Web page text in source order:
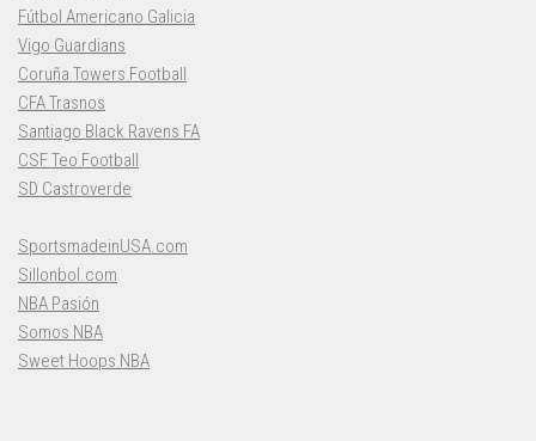
Fútbol Americano Galicia
Vigo Guardians
Coruña Towers Football
CFA Trasnos
Santiago Black Ravens FA
CSF Teo Football
SD Castroverde
SportsmadeinUSA.com
Sillonbol.com
NBA Pasión
Somos NBA
Sweet Hoops NBA